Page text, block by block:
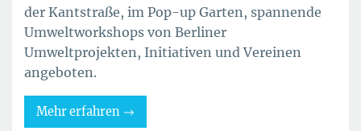
der Kantstraße, im Pop-up Garten, spannende
Umweltworkshops von Berliner
Umweltprojekten, Initiativen und Vereinen
angeboten.
Mehr erfahren